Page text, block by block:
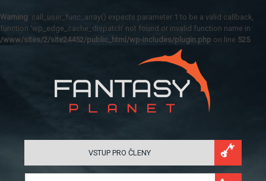
Warning: call_user_func_array() expects parameter 1 to be a valid callback,
function 'wp_edge_cache_dispatch' not found or invalid function name in
/www/sites/2/site24452/public_html/wp-includes/plugin.php on line 525
VSTUP PRO ČLENY